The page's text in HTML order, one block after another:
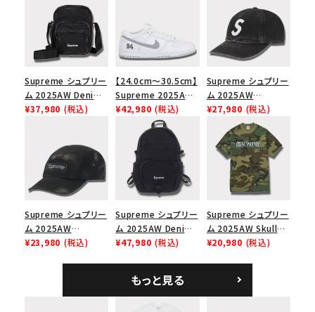
Supreme シュプリー
ム 2025AW Denim
Shoulder Bag デニ
¥37,980 (税込)
【24.0cm～30.5cm】
Supreme 2025AW
Nike SB Dunk Low
ナイキ SB ダンク ロ
ー スニーカー ホワイ
¥42,980 (税込)
Supreme シュプリー
ム 2025AW
Pigment Coated
2-Tone S Logo 6-
Panel Cap ピグメン
トコーテッド 2トーン
エスロゴ 6パネルキャ
ップ ブラック
¥27,980 (税込)
Supreme シュプリー
ム 2025AW
Overdyed Camp
¥23,980 (税込)
Supreme シュプリー
ム 2025AW Denim
Backpack デニム バ
¥47,980 (税込)
Supreme シュプリー
ム 2025AW Skull
Tee スカル Tシャ
¥20,980 (税込)
もっと見る